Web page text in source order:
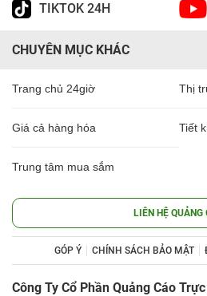
TIKTOK 24H
CHUYÊN MỤC KHÁC
Trang chủ 24giờ Thị
Giá cả hàng hóa Tiết
Trung tâm mua sắm
LIÊN HỆ QUẢNG
GÓP Ý CHÍNH SÁCH BẢO MẬT
Công Ty Cổ Phần Quảng Cáo